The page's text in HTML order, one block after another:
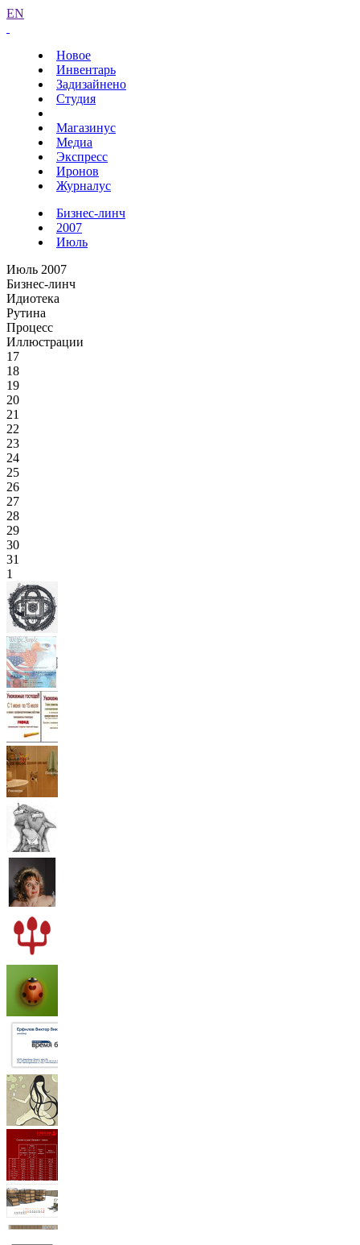
EN
Новое
Инвентарь
Задизайнено
Студия
Магазинус
Медиа
Экспресс
Иронов
Журналус
Бизнес-линч
2007
Июль
Июль 2007
Бизнес-линч
Идиотека
Рутина
Процесс
Иллюстрации
17
18
19
20
21
22
23
24
25
26
27
28
29
30
31
1